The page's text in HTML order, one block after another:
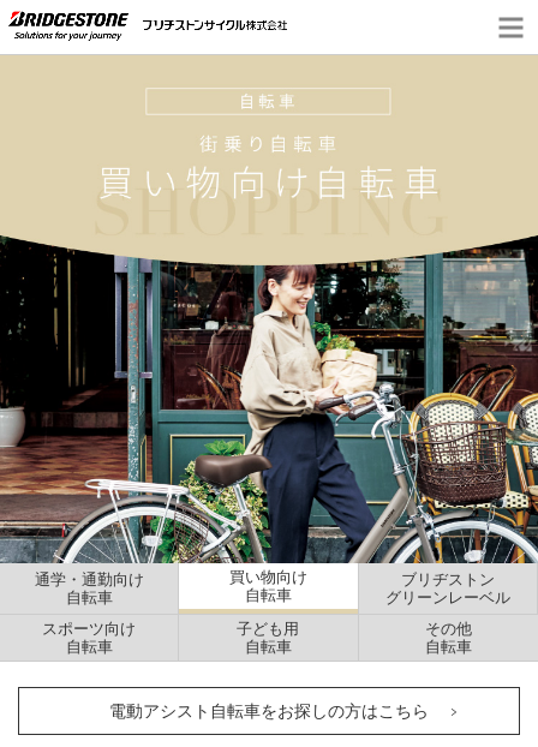
通学・通勤向け
自転車
買い物向け
自転車
ブリヂストン
グリーンレーベル
スポーツ向け
自転車
子ども用
自転車
その他
自転車
電動アシスト自転車をお探しの方はこちら